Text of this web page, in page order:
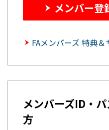
メンバー登
FAメンバーズ 特典
メンバーズID・
方